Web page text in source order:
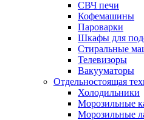
СВЧ печи
Кофемашины
Пароварки
Шкафы для
Стиральные
Телевизоры
Вакууматоры
Отдельностоящая
Холодильники
Морозильные
Морозильные